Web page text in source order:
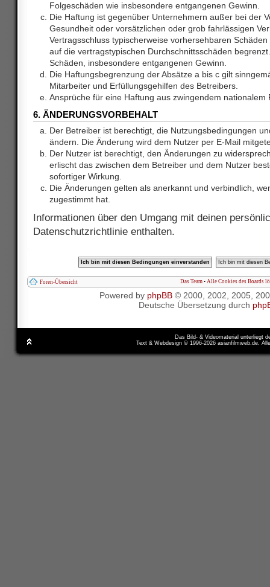
Folgeschäden wie insbesondere entgangenen Gewinn.
Die Haftung ist gegenüber Unternehmern außer bei der
Gesundheit oder vorsätzlichen oder grob fahrlässigen
Vertragsschluss typischerweise vorhersehbaren
auf die vertragstypischen Durchschnittsschäden
Schäden, insbesondere entgangenen Gewinn.
Die Haftungsbegrenzung der Absätze a bis c gilt
Mitarbeiter und Erfüllungsgehilfen des Betreibers.
Ansprüche für eine Haftung aus zwingendem nationalem
6. ÄNDERUNGSVORBEHALT
Der Betreiber ist berechtigt, die Nutzungsbedingungen
ändern. Die Änderung wird dem Nutzer per E-Mail
Der Nutzer ist berechtigt, den Änderungen zu
erlischt das zwischen dem Betreiber und dem Nutzer
sofortiger Wirkung.
Die Änderungen gelten als anerkannt und verbindlich,
zugestimmt hat.
Informationen über den Umgang mit deinen
Datenschutzrichtlinie enthalten.
Foren-Übersicht Das Team • Alle Cookies des Boards
Powered by phpBB© 2000, 2002, 2005,
Deutsche Übersetzung durch
Das Bild- & Videomaterial unterliegt
Text & Webdesign © 1996-2026 asianfilmweb.de.